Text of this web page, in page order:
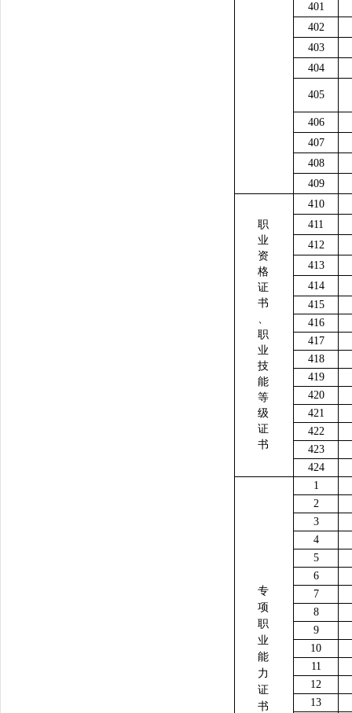
401
402
403
404
405
406
407
408
409
职
业
资
格
证
书
、
职
业
技
能
等
级
证
书
410
411
412
413
414
415
416
417
418
419
420
421
422
423
424
专
项
职
业
能
力
证
书
1
2
3
4
5
6
7
8
9
10
11
12
13